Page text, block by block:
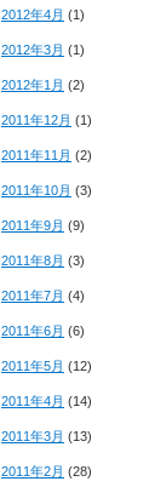
2012年4月 (1)
2012年3月 (1)
2012年1月 (2)
2011年12月 (1)
2011年11月 (2)
2011年10月 (3)
2011年9月 (9)
2011年8月 (3)
2011年7月 (4)
2011年6月 (6)
2011年5月 (12)
2011年4月 (14)
2011年3月 (13)
2011年2月 (28)